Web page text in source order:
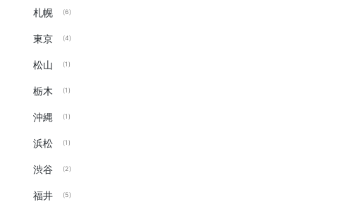
札幌 (6)
東京 (4)
松山 (1)
栃木 (1)
沖縄 (1)
浜松 (1)
渋谷 (2)
福井 (5)